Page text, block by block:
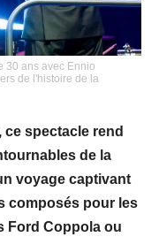
30 ans avec Ennio
de l'histoire de la
ce spectacle rend
de la
voyage captivant
composés pour les
Ford Coppola ou